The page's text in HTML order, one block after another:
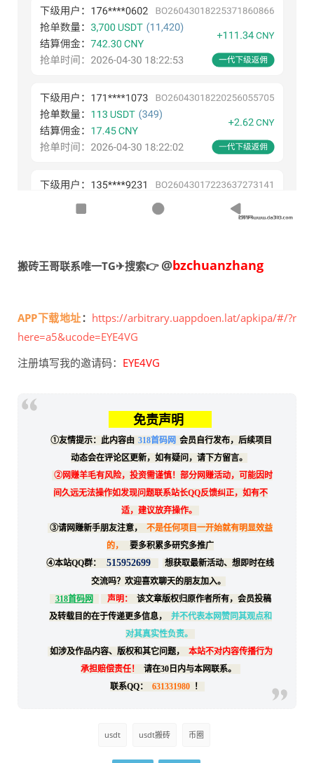
搬砖王哥联系唯一TG✈搜索👉 @bzchuanzhang
APP下载地址： https://arbitrary.uappdoen.lat/apkipa/#/?r
here=a5&ucode=EYE4VG
注册填写我的邀请码： EYE4VG
免责声明
①友情提示：此内容由 318首码网 会员自行发布，后续项目
动态会在评论区更新，如有疑问，请下方留言。
②网赚羊毛有风险，投资需谨慎！部分网赚活动，可能因时
间久远无法操作如发现问题联系站长QQ反馈纠正，如有不
适，建议放弃操作。
③请网赚新手朋友注意，
不是任何项目一开始就有明显效益
的，
要多积累多研究多推广
④本站QQ群：
515952699
想获取最新活动、想即时在线
交流吗？欢迎喜欢聊天的朋友加入。
318首码网
声明：
该文章版权归原作者所有，会员投稿
及转载目的在于传递更多信息，
并不代表本网赞同其观点和
对其真实性负责。
如涉及作品内容、版权和其它问题，
本站不对内容传播行为
承担赔偿责任！
请在30日内与本网联系。
联系QQ：
631331980 ！
usdt usdt搬砖 币圈